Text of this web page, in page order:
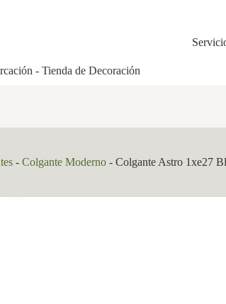
- Tienda de Decoración
- Colgante Moderno - Colgante Astro 1xe27